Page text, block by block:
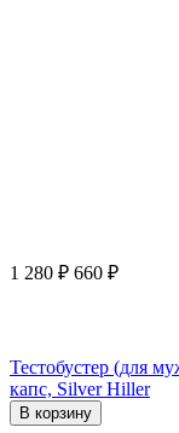
1 280 ₽ 660 ₽
Тестобустер (для
капс, Silver Hiller
В корзину